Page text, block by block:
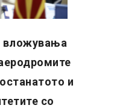
вложувања
и
со